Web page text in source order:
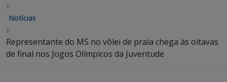
Notícias
Representante do MS no vôlei de praia chega às oitavas
de final nos Jogos Olímpicos da Juventude